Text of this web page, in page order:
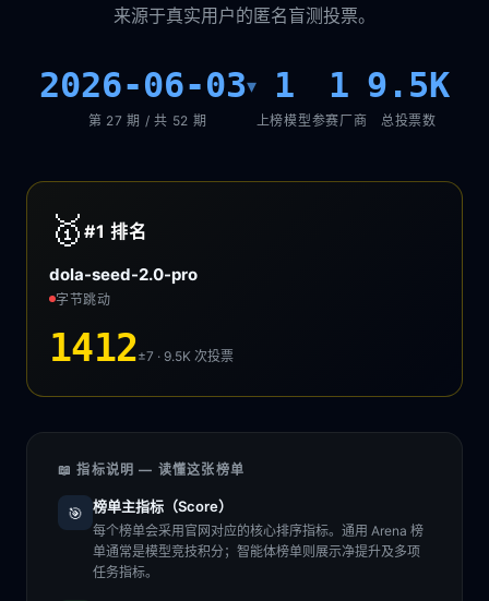
来源于真实用户的匿名盲测投票。
2026-06-03▾
第 27 期 / 共 52 期
1
上榜模型
1
参赛厂商
9.5K
总投票数
🥇 #1排名
dola-seed-2.0-pro
字节跳动
1412±7 · 9.5K次投票
📖 指标说明 — 读懂这张榜单
🎯 榜单主指标（Score）
每个榜单会采用官网对应的核心排序指标。通用 Arena 榜
单通常是模型竞技积分；智能体榜单则展示净提升及多项
任务指标。